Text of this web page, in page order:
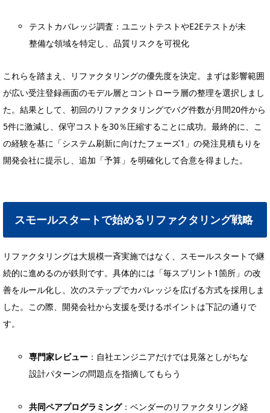
テストカバレッジ調査：ユニットテストやE2Eテストが未
整備な領域を特定し、品質リスクを可視化
これらを踏まえ、リファクタリングの優先度を決定。まずは影響範囲
が広い受注登録画面のモデル層とコントローラ層の整理を選択しまし
た。結果として、初回のリファクタリングでバグ件数が月間20件から
5件に激減し、保守コストを30％圧縮することに成功。最終的に、こ
の経験を基に「システム刷新に向けたフェーズ1」の発注見積もりを
開発会社に提示し、追加「予算」を明確化して合意を得ました。
スモールスタートで始めるリファクタリング戦略
リファクタリングは大規模一斉実施ではなく、スモールスタートで継
続的に進めるのが鉄則です。具体的には「毎スプリント1箇所」の改
善をルール化し、次のステップでカバレッジを広げる方式を採用しま
した。この際、開発会社から支援を受けるポイントは下記の通りで
す。
専門家レビュー ：自社エンジニアだけでは見落としがちな
設計パターンの問題点を指摘してもらう
共同ペアプログラミング：ベンダーのリファクタリング経